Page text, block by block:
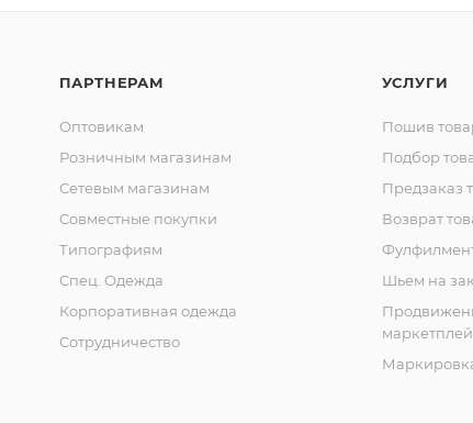
ПАРТНЕРАМ
Оптовикам
Розничным магазинам
Сетевым магазинам
Совместные покупки
Типографиям
Спец. Одежда
Корпоративная одежда
Сотрудничество
УСЛУГИ
Пошив
Подбор
Предзаказ
Возврат
Шьем на